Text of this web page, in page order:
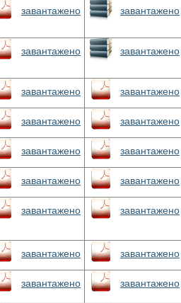
завантажено завантажено
завантажено завантажено
завантажено завантажено
завантажено завантажено
завантажено завантажено
завантажено завантажено
завантажено завантажено
завантажено завантажено
завантажено завантажено